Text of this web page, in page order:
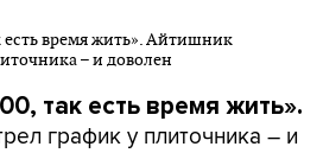
так есть время жить».
график у плиточника – и